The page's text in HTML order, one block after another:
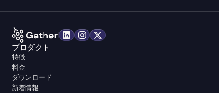
プロダクト
特徴
料金
ダウンロード
新着情報